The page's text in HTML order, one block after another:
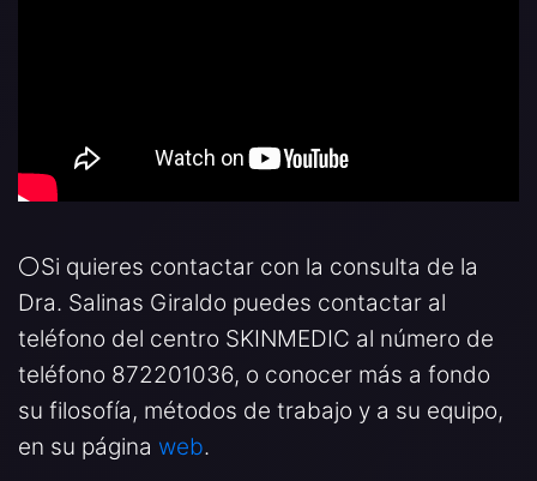
⚪️Si quieres contactar con la consulta de la
Dra. Salinas Giraldo puedes contactar al
teléfono del centro SKINMEDIC al número de
teléfono 872201036, o conocer más a fondo
su filosofía, métodos de trabajo y a su equipo,
en su página web.